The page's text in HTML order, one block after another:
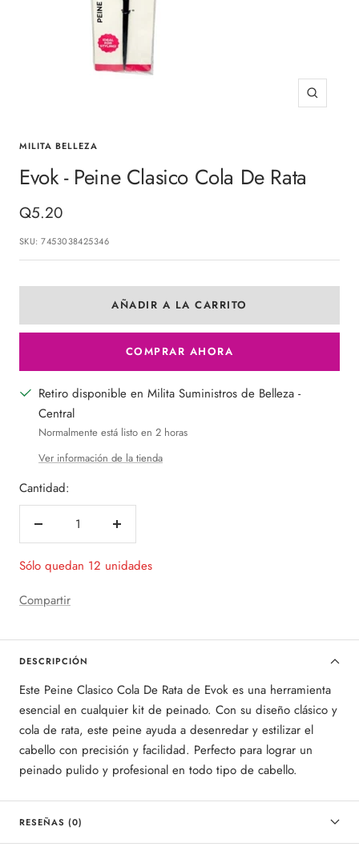
Zoom
MILITA BELLEZA
Evok - Peine Clasico Cola De Rata
Precio
de
venta
Q5.20
SKU:7453038425346
AÑADIR A LA CARRITO
COMPRAR AHORA
Retiro disponible en Milita Suministros de Belleza -
Central
Normalmente está listo en 2 horas
Ver información de la tienda
Cantidad:
Decrecer
Aumentar
Sólo quedan 12 unidades
Compartir
DESCRIPCIÓN
Este Peine Clasico Cola De Rata de Evok es una herramienta
esencial en cualquier kit de peinado. Con su diseño clásico y
cola de rata, este peine ayuda a desenredar y estilizar el
cabello con precisión y facilidad. Perfecto para lograr un
peinado pulido y profesional en todo tipo de cabello.
RESEÑAS (0)